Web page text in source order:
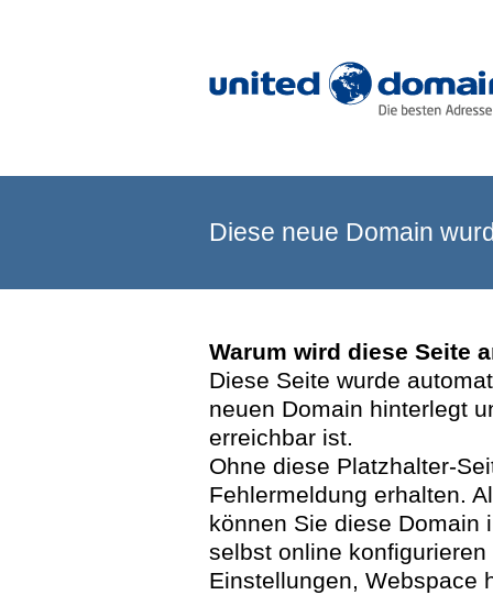
Diese neue Domain
Warum wird diese Seite
Diese Seite wurde
neuen Domain hinterlegt
erreichbar ist.
Ohne diese Platzhalter-
Fehlermeldung erhalten.
können Sie diese Domain
selbst online
Einstellungen, Webspace